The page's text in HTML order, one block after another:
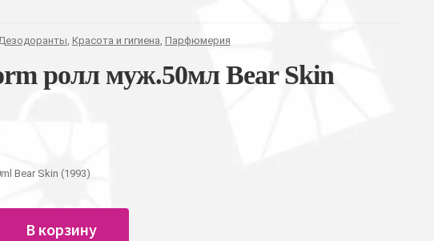
, Красота и гигиена, Парфюмерия
ролл муж.50мл Bear Skin
Bear Skin (1993)
В корзину